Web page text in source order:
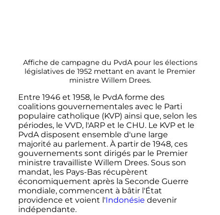
Affiche de campagne du PvdA pour les élections
législatives de 1952 mettant en avant le Premier
ministre Willem Drees.
Entre 1946 et 1958, le PvdA forme des
coalitions gouvernementales avec le Parti
populaire catholique (KVP) ainsi que, selon les
périodes, le VVD, l'ARP et le CHU. Le KVP et le
PvdA disposent ensemble d'une large
majorité au parlement. À partir de 1948, ces
gouvernements sont dirigés par le Premier
ministre travailliste Willem Drees. Sous son
mandat, les Pays-Bas récupèrent
économiquement après la Seconde Guerre
mondiale, commencent à bâtir l'État
providence et voient l'Indonésie devenir
indépendante.